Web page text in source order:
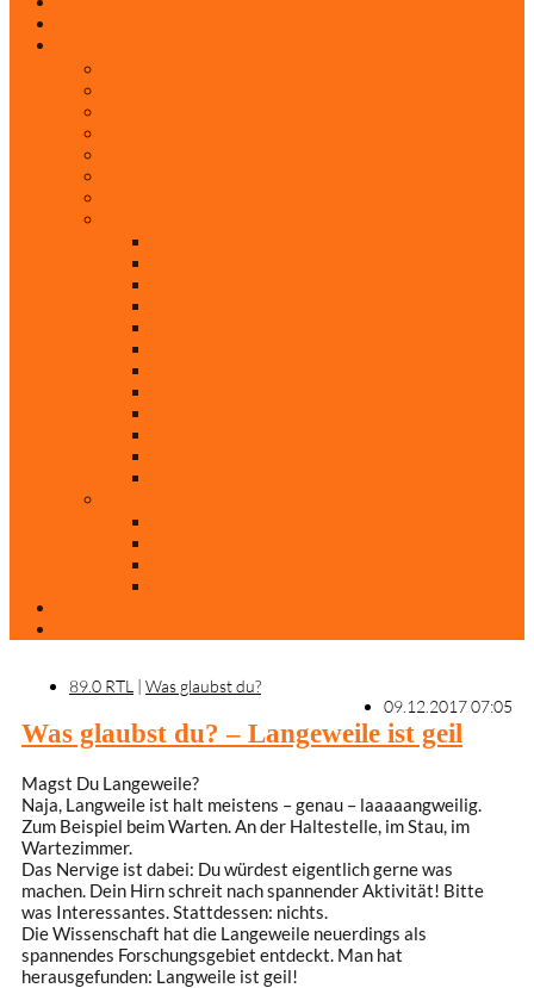
89.0 RTL | Was glaubst du?
09.12.2017 07:05
Was glaubst du? – Langeweile ist geil
Magst Du Langeweile?
Naja, Langweile ist halt meistens – genau – laaaaangweilig.
Zum Beispiel beim Warten. An der Haltestelle, im Stau, im
Wartezimmer.
Das Nervige ist dabei: Du würdest eigentlich gerne was
machen. Dein Hirn schreit nach spannender Aktivität! Bitte
was Interessantes. Stattdessen: nichts.
Die Wissenschaft hat die Langeweile neuerdings als
spannendes Forschungsgebiet entdeckt. Man hat
herausgefunden: Langweile ist geil!